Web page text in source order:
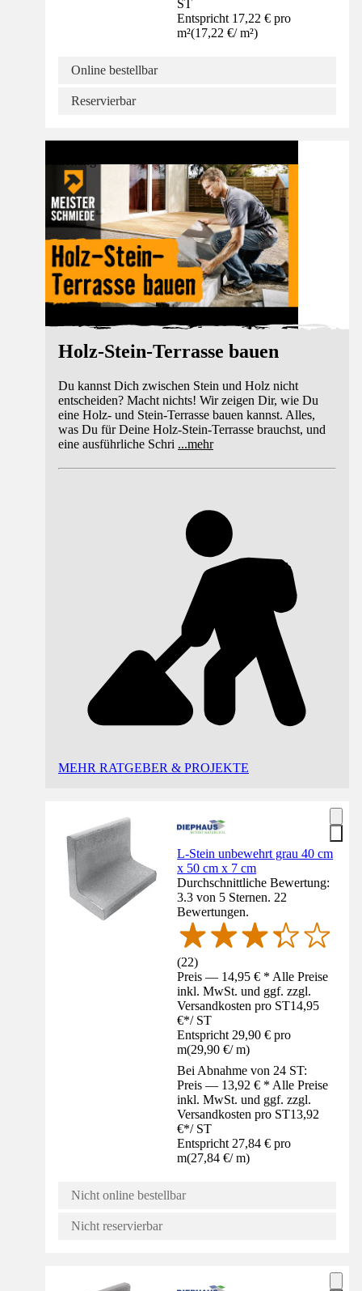
ST
Entspricht 17,22 € pro
m²(17,22 €/ m²)
Online bestellbar
Reservierbar
Holz-Stein-Terrasse bauen
Du kannst Dich zwischen Stein und Holz nicht
entscheiden? Macht nichts! Wir zeigen Dir, wie Du
eine Holz- und Stein-Terrasse bauen kannst. Alles,
was Du für Deine Holz-Stein-Terrasse brauchst, und
eine ausführliche Schri ...mehr
MEHR RATGEBER & PROJEKTE
L-Stein unbewehrt grau 40 cm
x 50 cm x 7 cm
Durchschnittliche Bewertung:
3.3 von 5 Sternen. 22
Bewertungen.
(22)
Preis — 14,95 € * Alle Preise
inkl. MwSt. und ggf. zzgl.
Versandkosten pro ST14,95
€*/ ST
Entspricht 29,90 € pro
m(29,90 €/ m)
Bei Abnahme von 24 ST:
Preis — 13,92 € * Alle Preise
inkl. MwSt. und ggf. zzgl.
Versandkosten pro ST13,92
€*/ ST
Entspricht 27,84 € pro
m(27,84 €/ m)
Nicht online bestellbar
Nicht reservierbar